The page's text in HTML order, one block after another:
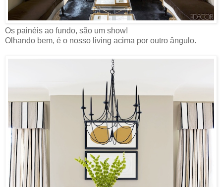
Os painéis ao fundo, são um show!
Olhando bem, é o nosso living acima por outro ângulo.